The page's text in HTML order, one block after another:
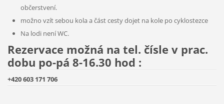
občerstvení.
možno vzít sebou kola a část cesty dojet na kole po cyklostezce
Na lodi není WC.
Rezervace možná na tel. čísle v prac.
dobu po-pá 8-16.30 hod :
+420 603 171 706